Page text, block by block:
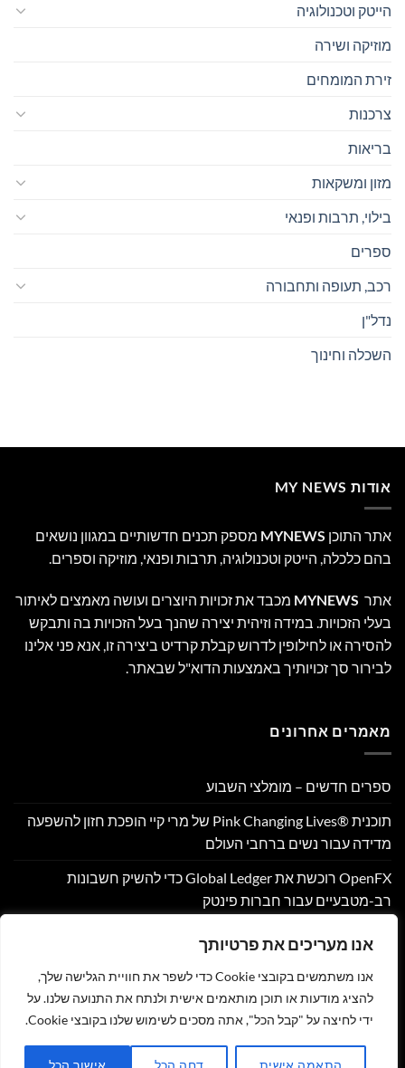
אנו מעריכים את פרטיותך
אנו משתמשים בקובצי Cookie כדי לשפר את חוויית הגלישה שלך,
להציג מודעות או תוכן מותאמים אישית ולנתח את התנועה שלנו. על
ידי לחיצה על "קבל הכל", אתה מסכים לשימוש שלנו בקובצי Cookie.
התאמה אישית דחה הכל אישור הכל
הייטק וטכנולוגיה
מוזיקה ושירה
זירת המומחים
צרכנות
בריאות
מזון ומשקאות
בילוי, תרבות ופנאי
ספרים
רכב, תעופה ותחבורה
נדל"ן
השכלה וחינוך
אודות MY NEWS
אתר התוכן MYNEWS מספק תכנים חדשותיים במגוון נושאים
בהם כלכלה, הייטק וטכנולוגיה, תרבות ופנאי, מוזיקה וספרים.
אתר MYNEWS מכבד את זכויות היוצרים ועושה מאמצים לאיתור
בעלי הזכויות. במידה וזיהית יצירה שהנך בעל הזכויות בה ותבקש
להסירה או לחילופין לדרוש קבלת קרדיט ביצירה זו, אנא פני אלינו
לבירור סך זכויותיך באמצעות הדוא"ל שבאתר.
מאמרים אחרונים
ספרים חדשים – מומלצי השבוע
תוכנית Pink Changing Lives®‎ של מרי קיי הופכת חזון להשפעה
מדידה עבור נשים ברחבי העולם
OpenFX רוכשת את Global Ledger כדי להשיק חשבונות
רב-מטבעיים עבור חברות פינטק
בהסכם שיווק והפניית לקוחות
PU Prime מרחיבה את המסחר בזהב עם השקת XAUUSD247